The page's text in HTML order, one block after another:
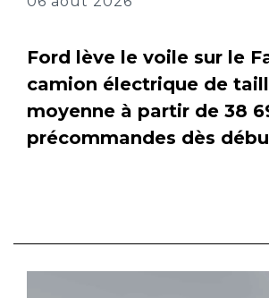
Ford lève le voile sur le
camion électrique de
moyenne à partir de 38
précommandes dès